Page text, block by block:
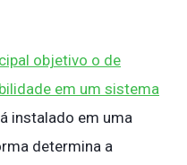
objetivo o de
em um sistema
instalado em uma
determina a